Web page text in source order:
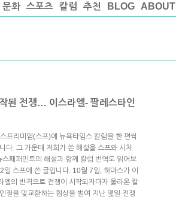
문화 스포츠 칼럼 추천 BLOG ABOUT
된 전쟁… 이스라엘- 팔레스타인
프리미엄(스프)에 뉴욕타임스 칼럼을 한 편씩
다. 그 가운데 저희가 쓴 해설을 스프와 시차
페퍼민트의 해설과 함께 칼럼 번역도 읽어보
스프에 쓴 글입니다. 10월 7일, 하마스가 이
의 반격으로 전쟁이 시작되자마자 올라온 칼
질을 맞교환하는 협상을 벌여 지난 몇일 전쟁